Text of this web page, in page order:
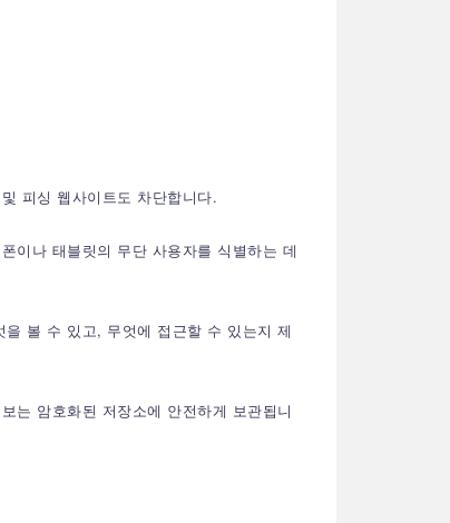
피싱 웹사이트도 차단합니다.
이나 태블릿의 무단 사용자를 식별하는 데
볼 수 있고, 무엇에 접근할 수 있는지 제
는 암호화된 저장소에 안전하게 보관됩니